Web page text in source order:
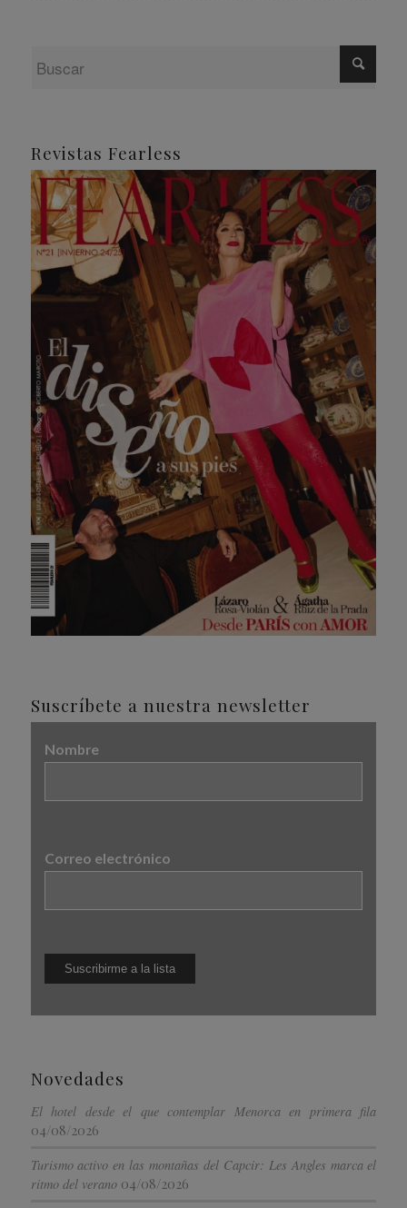
Revistas Fearless
Suscríbete a nuestra newsletter
Nombre
Correo electrónico
Novedades
El hotel desde el que contemplar Menorca en primera fila
04/08/2026
Turismo activo en las montañas del Capcir: Les Angles marca el
ritmo del verano 04/08/2026